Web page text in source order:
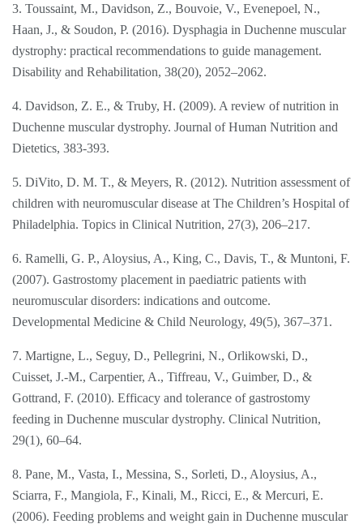
3. Toussaint, M., Davidson, Z., Bouvoie, V., Evenepoel, N.,
Haan, J., & Soudon, P. (2016). Dysphagia in Duchenne muscular
dystrophy: practical recommendations to guide management.
Disability and Rehabilitation, 38(20), 2052–2062.
4. Davidson, Z. E., & Truby, H. (2009). A review of nutrition in
Duchenne muscular dystrophy. Journal of Human Nutrition and
Dietetics, 383-393.
5. DiVito, D. M. T., & Meyers, R. (2012). Nutrition assessment of
children with neuromuscular disease at The Children’s Hospital of
Philadelphia. Topics in Clinical Nutrition, 27(3), 206–217.
6. Ramelli, G. P., Aloysius, A., King, C., Davis, T., & Muntoni, F.
(2007). Gastrostomy placement in paediatric patients with
neuromuscular disorders: indications and outcome.
Developmental Medicine & Child Neurology, 49(5), 367–371.
7. Martigne, L., Seguy, D., Pellegrini, N., Orlikowski, D.,
Cuisset, J.-M., Carpentier, A., Tiffreau, V., Guimber, D., &
Gottrand, F. (2010). Efficacy and tolerance of gastrostomy
feeding in Duchenne muscular dystrophy. Clinical Nutrition,
29(1), 60–64.
8. Pane, M., Vasta, I., Messina, S., Sorleti, D., Aloysius, A.,
Sciarra, F., Mangiola, F., Kinali, M., Ricci, E., & Mercuri, E.
(2006). Feeding problems and weight gain in Duchenne muscular